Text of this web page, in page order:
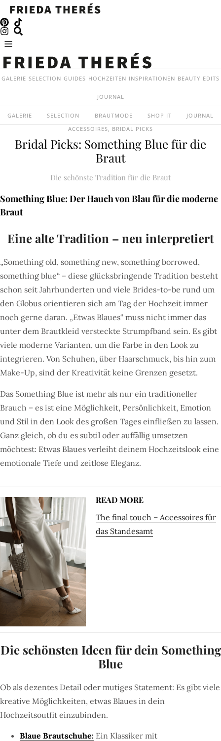
GALERIE SELECTION GUIDES HOCHZEITEN INSPIRATIONEN BEAUTY EDITS
JOURNAL
GALERIE SELECTION BRAUTMODE SHOP IT
JOURNAL
ACCESSOIRES, BRIDAL PICKS
Bridal Picks: Something Blue für die
Braut
Die schönste Tradition für die Braut
Something Blue: Der Hauch von Blau für die moderne
Braut
Eine alte Tradition – neu interpretiert
„Something old, something new, something borrowed,
something blue“ – diese glücksbringende Tradition besteht
schon seit Jahrhunderten und viele Brides-to-be rund um
den Globus orientieren sich am Tag der Hochzeit immer
noch gerne daran. „Etwas Blaues“ muss nicht immer das
unter dem Brautkleid versteckte Strumpfband sein. Es gibt
viele moderne Varianten, um die Farbe in den Look zu
integrieren. Von Schuhen, über Haarschmuck, bis hin zum
Make-Up, sind der Kreativität keine Grenzen gesetzt.
Das Something Blue ist mehr als nur ein traditioneller
Brauch – es ist eine Möglichkeit, Persönlichkeit, Emotion
und Stil in den Look des großen Tages einfließen zu lassen.
Ganz gleich, ob du es subtil oder auffällig umsetzen
möchtest: Etwas Blaues verleiht deinem Hochzeitslook eine
emotionale Tiefe und zeitlose Eleganz.
READ MORE
The final touch – Accessoires für
das Standesamt
Die schönsten Ideen für dein Something
Blue
Ob als dezentes Detail oder mutiges Statement: Es gibt viele
kreative Möglichkeiten, etwas Blaues in dein
Hochzeitsoutfit einzubinden.
Blaue Brautschuhe: Ein Klassiker mit